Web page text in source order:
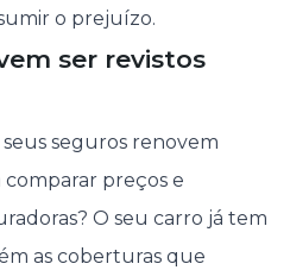
o prejuízo.
ser revistos
seguros renovem
preços e
O seu carro já tem
as coberturas que